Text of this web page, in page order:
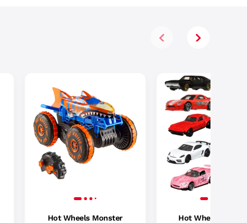
Hot Wheels Monster
Hot Wheels-